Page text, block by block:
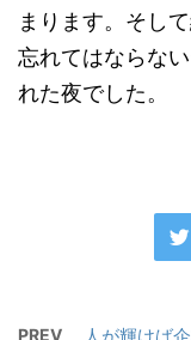
まります。そし
忘れてはならな
れた夜でした。
PREV 人が輝けば